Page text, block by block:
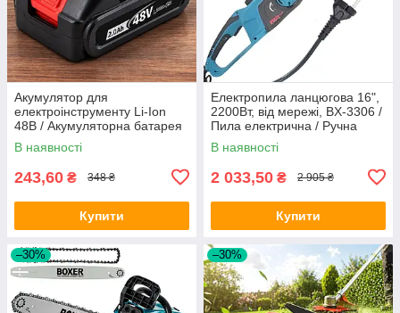
Акумулятор для
електроінструменту Li-Ion
48В / Акумуляторна батарея
для інструментів
В наявності
243,60 ₴ 348 ₴
Купити
Електропила ланцюгова 16",
2200Вт, від мережі, BX-3306 /
Пила електрична / Ручна
електропила
В наявності
2 033,50 ₴ 2 905 ₴
Купити
–30% –30%